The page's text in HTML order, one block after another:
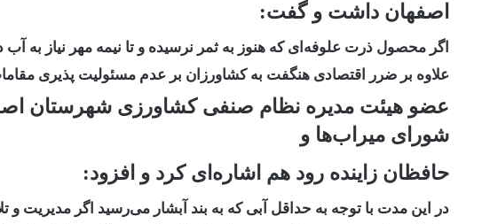
اصفهان داشت و گفت:
اگر محصول ذرت علوفه‌ای که هنوز به ثمر نرسیده و تا نیمه مهر نیاز به آب
علاوه بر ضرر اقتصادی هنگفت به کشاورزان بر عدم مسئولیت پذیری
عضو هیئت مدیره نظام صنفی کشاورزی شهرستان
شورای میراب‌ها و
حافظان زاینده رود هم اشاره‌ای کرد و افزود:
در این مدت با توجه به حداقل آبی که به بند آبشار می‌رسید اگر